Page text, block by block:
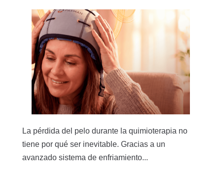
La pérdida del pelo durante la quimioterapia no
tiene por qué ser inevitable. Gracias a un
avanzado sistema de enfriamiento...